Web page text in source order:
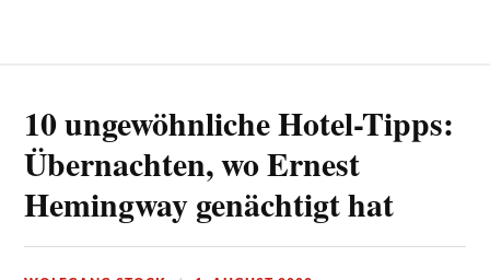
10 ungewöhnliche Hotel-Tipps:
Übernachten, wo Ernest
Hemingway genächtigt hat